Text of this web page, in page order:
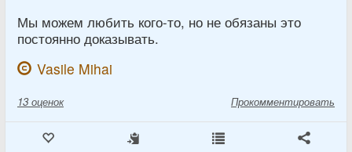
Мы можем любить кого-то, но не обязаны это
постоянно доказывать.
Vasile Mihai
13 оценок Прокомментировать